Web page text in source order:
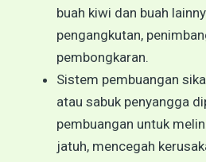
buah kiwi dan buah
pengangkutan,
pembongkaran.
Sistem pembuangan
atau sabuk penyangga
pembuangan untuk
jatuh, mencegah